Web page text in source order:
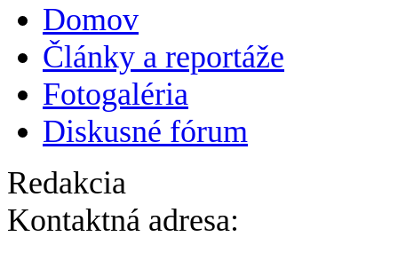
Domov
Články a reportáže
Fotogaléria
Diskusné fórum
Redakcia
Kontaktná adresa: